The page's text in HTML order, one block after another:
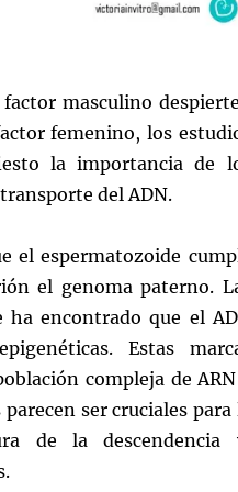
masculino
femenino, los
la importancia de
del ADN.
el espermatozoide
el genoma paterno.
ha encontrado que el
Estas
compleja de
ser cruciales para
de la descendencia